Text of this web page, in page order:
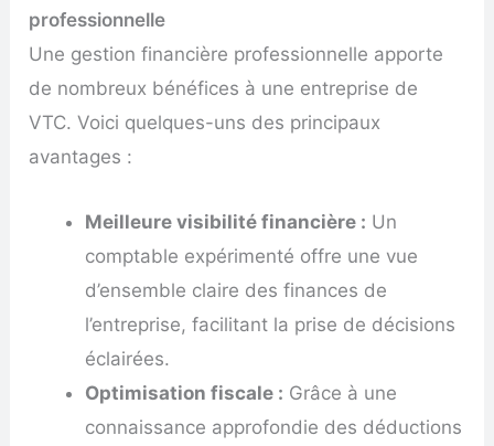
professionnelle
Une gestion financière professionnelle apporte
de nombreux bénéfices à une entreprise de
VTC. Voici quelques-uns des principaux
avantages :
Meilleure visibilité financière : Un
comptable expérimenté offre une vue
d’ensemble claire des finances de
l’entreprise, facilitant la prise de décisions
éclairées.
Optimisation fiscale : Grâce à une
connaissance approfondie des déductions